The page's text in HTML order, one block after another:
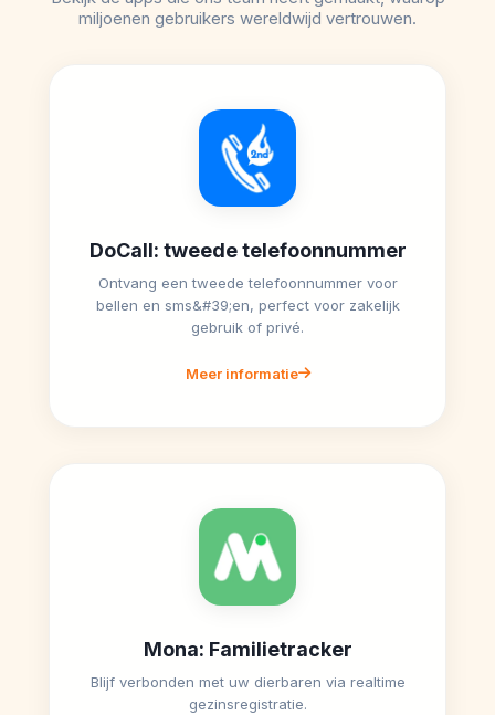
miljoenen gebruikers wereldwijd vertrouwen.
DoCall: tweede telefoonnummer
Ontvang een tweede telefoonnummer voor
bellen en sms&#39;en, perfect voor zakelijk
gebruik of privé.
Meer informatie
Mona: Familietracker
Blijf verbonden met uw dierbaren via realtime
gezinsregistratie.